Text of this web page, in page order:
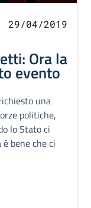
29/04/2019
Ora la
evento
una
politiche,
lo Stato ci
bene che ci